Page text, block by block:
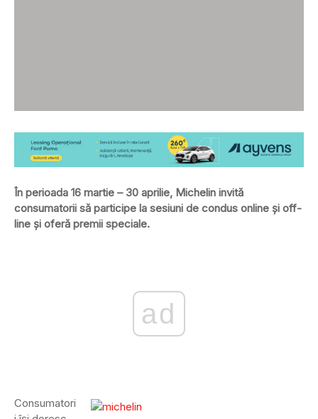
În perioada 16 martie – 30 aprilie, Michelin invită
consumatorii să participe la sesiuni de condus online şi off-
line şi oferă premii speciale.
ad
Consumatori